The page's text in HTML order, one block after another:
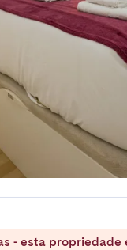
- esta propriedade